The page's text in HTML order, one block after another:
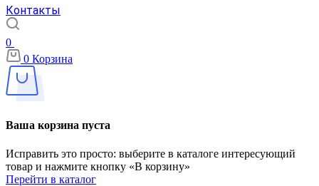
Контакты
0
0 Корзина
Ваша корзина пуста
Исправить это просто: выберите в каталоге интересующий
товар и нажмите кнопку «В корзину»
Перейти в каталог